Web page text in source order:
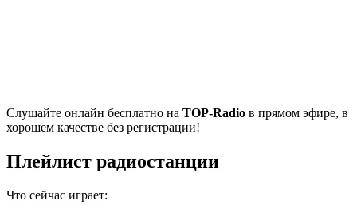
Cлушайте онлайн бесплатно на TOP-Radio в прямом эфире, в
хорошем качестве без регистрации!
Плейлист радиостанции
Что сейчас играет: